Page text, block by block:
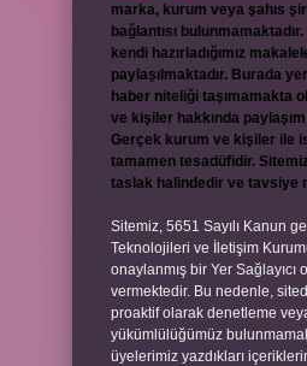
marka, kurum veya şahıs
bağlantısı
kendi hazırladığımız
paylaşılmaktadır. Burada
haber niteliği taşımamakta
ve kişiler hakkında
Gerçek kurum ve kişiler ile
tamamen tesadüfidir.
taslak halindedir ve tavsiye
Sitemiz, 5651 Sayılı Kanun
Teknolojileri ve İletişim
onaylanmış bir Yer Sağlayıcı
vermektedir. Bu nedenle,
proaktif olarak denetleme
yükümlülüğümüz
üyelerimiz yazdıkları